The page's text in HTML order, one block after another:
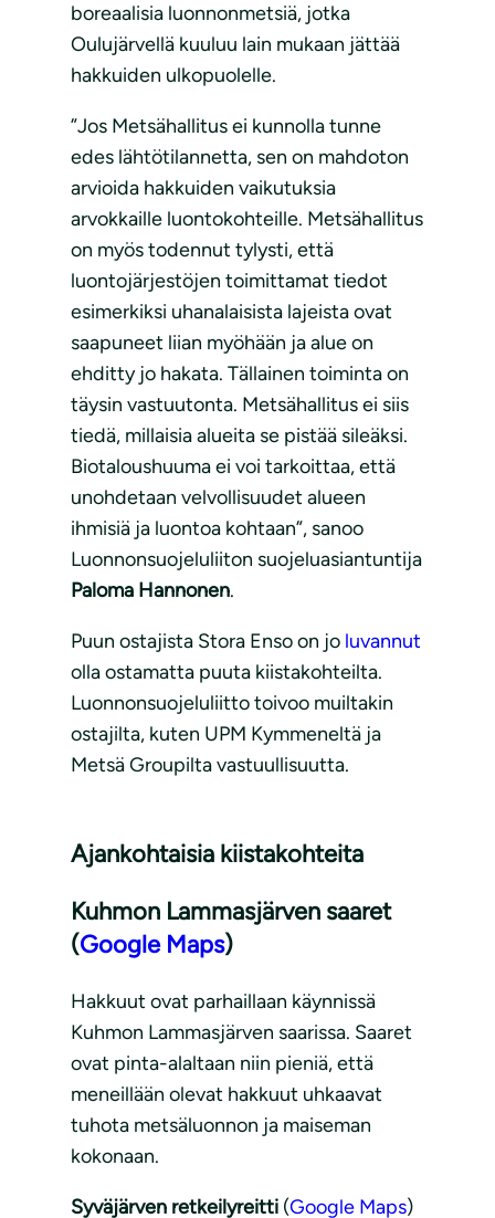
boreaalisia luonnonmetsiä, jotka
Oulujärvellä kuuluu lain mukaan jättää
hakkuiden ulkopuolelle.
”Jos Metsähallitus ei kunnolla tunne
edes lähtötilannetta, sen on mahdoton
arvioida hakkuiden vaikutuksia
arvokkaille luontokohteille. Metsähallitus
on myös todennut tylysti, että
luontojärjestöjen toimittamat tiedot
esimerkiksi uhanalaisista lajeista ovat
saapuneet liian myöhään ja alue on
ehditty jo hakata. Tällainen toiminta on
täysin vastuutonta. Metsähallitus ei siis
tiedä, millaisia alueita se pistää sileäksi.
Biotaloushuuma ei voi tarkoittaa, että
unohdetaan velvollisuudet alueen
ihmisiä ja luontoa kohtaan”, sanoo
Luonnonsuojeluliiton suojeluasiantuntija
Paloma Hannonen.
Puun ostajista Stora Enso on jo luvannut
olla ostamatta puuta kiistakohteilta.
Luonnonsuojeluliitto toivoo muiltakin
ostajilta, kuten UPM Kymmeneltä ja
Metsä Groupilta vastuullisuutta.
Ajankohtaisia kiistakohteita
Kuhmon Lammasjärven saaret
(Google Maps)
Hakkuut ovat parhaillaan käynnissä
Kuhmon Lammasjärven saarissa. Saaret
ovat pinta-alaltaan niin pieniä, että
meneillään olevat hakkuut uhkaavat
tuhota metsäluonnon ja maiseman
kokonaan.
Syväjärven retkeilyreitti (Google Maps)